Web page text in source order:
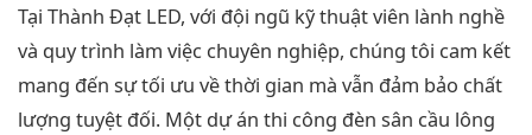
Tại Thành Đạt LED, với đội ngũ kỹ thuật viên lành nghề
và quy trình làm việc chuyên nghiệp, chúng tôi cam kết
mang đến sự tối ưu về thời gian mà vẫn đảm bảo chất
lượng tuyệt đối. Một dự án thi công đèn sân cầu lông